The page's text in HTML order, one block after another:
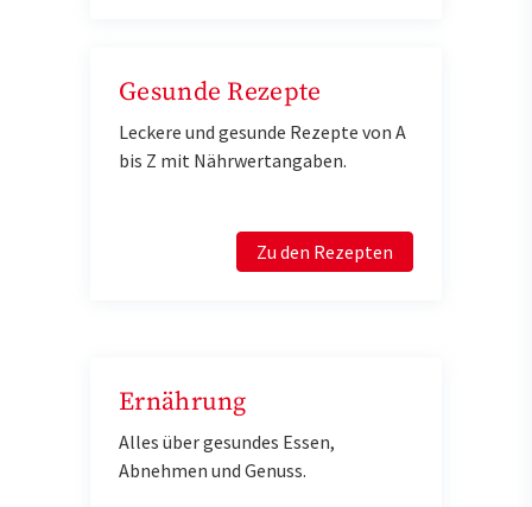
Gesunde Rezepte
Leckere und gesunde Rezepte von A
bis Z mit Nährwertangaben.
Zu den Rezepten
Ernährung
Alles über gesundes Essen,
Abnehmen und Genuss.